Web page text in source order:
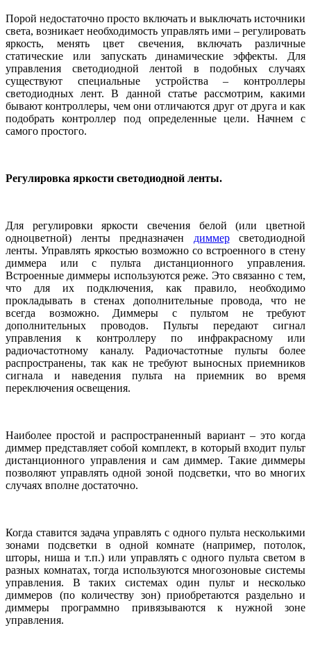
Порой недостаточно просто включать и выключать источники
света, возникает необходимость управлять ими – регулировать
яркость, менять цвет свечения, включать различные
статические или запускать динамические эффекты. Для
управления светодиодной лентой в подобных случаях
существуют специальные устройства – контроллеры
светодиодных лент. В данной статье рассмотрим, какими
бывают контроллеры, чем они отличаются друг от друга и как
подобрать контроллер под определенные цели. Начнем с
самого простого.
Регулировка яркости светодиодной ленты.
Для регулировки яркости свечения белой (или цветной
одноцветной) ленты предназначен диммерсветодиодной
ленты. Управлять яркостью возможно со встроенного в стену
диммера или с пульта дистанционного управления.
Встроенные диммеры используются реже. Это связанно с тем,
что для их подключения, как правило, необходимо
прокладывать в стенах дополнительные провода, что не
всегда возможно. Диммеры с пультом не требуют
дополнительных проводов. Пульты передают сигнал
управления к контроллеру по инфракрасному или
радиочастотному каналу. Радиочастотные пульты более
распространены, так как не требуют выносных приемников
сигнала и наведения пульта на приемник во время
переключения освещения.
Наиболее простой и распространенный вариант – это когда
диммер представляет собой комплект, в который входит пульт
дистанционного управления и сам диммер. Такие диммеры
позволяют управлять одной зоной подсветки, что во многих
случаях вполне достаточно.
Когда ставится задача управлять с одного пульта несколькими
зонами подсветки в одной комнате (например, потолок,
шторы, ниша и т.п.) или управлять с одного пульта светом в
разных комнатах, тогда используются многозоновые системы
управления. В таких системах один пульт и несколько
диммеров (по количеству зон) приобретаются раздельно и
диммеры программно привязываются к нужной зоне
управления.